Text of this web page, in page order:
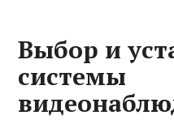
Выбор и
системы